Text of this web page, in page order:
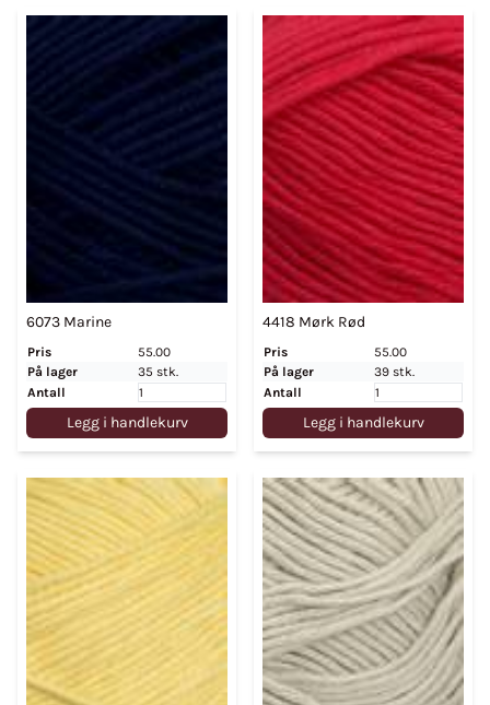
6073 Marine
Pris
55.00
På lager
35 stk.
Antall
Legg i handlekurv
4418 Mørk Rød
Pris
55.00
På lager
39 stk.
Antall
Legg i handlekurv